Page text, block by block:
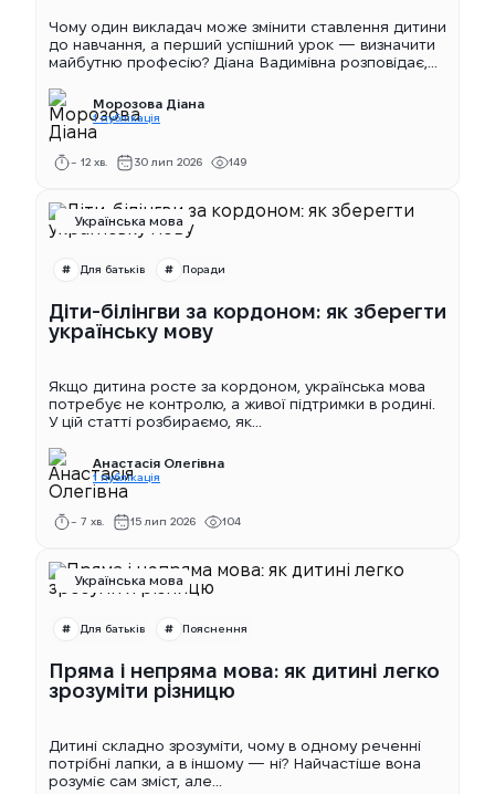
Чому один викладач може змінити ставлення дитини
до навчання, а перший успішний урок — визначити
майбутню професію? Діана Вадимівна розповідає,...
Морозова Діана
1 публікація
~ 12 хв. 30 лип 2026 149
Українська мова
Для батьків Поради
Діти-білінгви за кордоном: як зберегти
українську мову
Якщо дитина росте за кордоном, українська мова
потребує не контролю, а живої підтримки в родині.
У цій статті розбираємо, як...
Анастасія Олегівна
1 публікація
~ 7 хв. 15 лип 2026 104
Українська мова
Для батьків Пояснення
Пряма і непряма мова: як дитині легко
зрозуміти різницю
Дитині складно зрозуміти, чому в одному реченні
потрібні лапки, а в іншому — ні? Найчастіше вона
розуміє сам зміст, але...